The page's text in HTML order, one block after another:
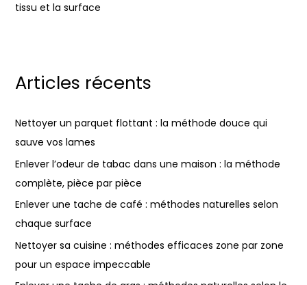
tissu et la surface
Articles récents
Nettoyer un parquet flottant : la méthode douce qui
sauve vos lames
Enlever l’odeur de tabac dans une maison : la méthode
complète, pièce par pièce
Enlever une tache de café : méthodes naturelles selon
chaque surface
Nettoyer sa cuisine : méthodes efficaces zone par zone
pour un espace impeccable